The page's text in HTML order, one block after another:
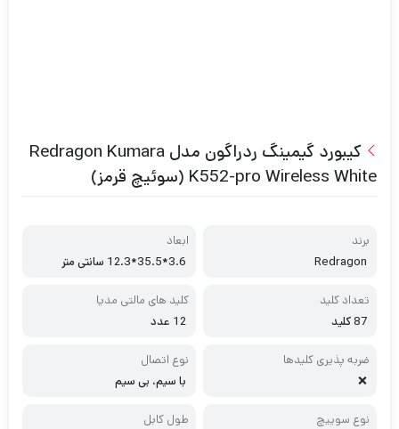
کیبورد گیمینگ ردراگون مدل Redragon Kumara
K552-pro Wireless White (سوئیچ قرمز)
برند
Redragon
ابعاد
3.6*35.5*12.3 سانتی متر
تعداد کلید
87 کلید
کلید های مالتی مدیا
12 عدد
ضربه ‌پذیری کلیدها
❌
نوع اتصال
با سیم، بی سیم
نوع سوییچ
طول کابل